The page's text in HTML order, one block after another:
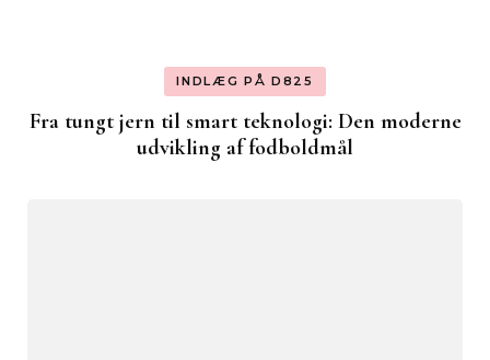
INDLÆG PÅ D825
Fra tungt jern til smart teknologi: Den moderne
udvikling af fodboldmål